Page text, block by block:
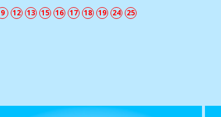
9 12 13 15 16 17 18 19 24 25